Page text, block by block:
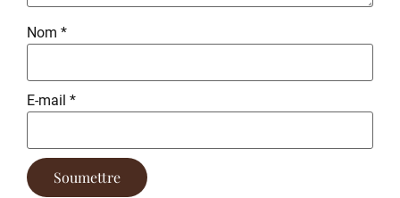
Nom *
E-mail *